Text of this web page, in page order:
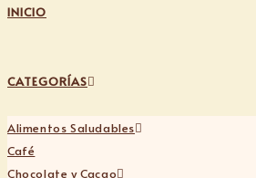
INICIO
CATEGORÍAS
Alimentos Saludables
Café
Chocolate y Cacao